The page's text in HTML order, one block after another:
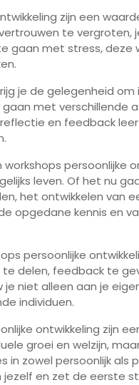
zijn een
te
met stress, deze
je de gelegenheid
met verschillende
en feedback
workshops persoonlijke
leven. Of het nu
het ontwikkelen van
opgedane kennis en
persoonlijke
te delen, feedback te
je niet alleen aan je
individuen.
ontwikkeling zijn
groei en welzijn,
in zowel persoonlijk als
en zet de eerste